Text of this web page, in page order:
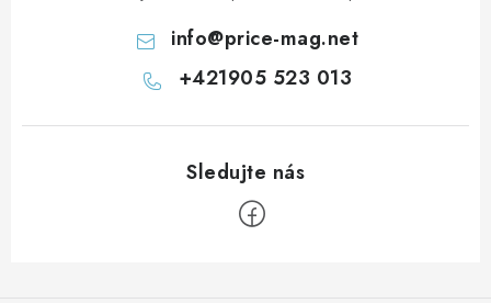
info@price-mag.net
+421905 523 013